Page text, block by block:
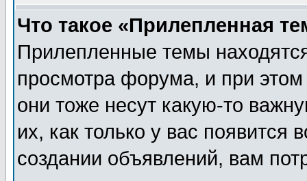
Что такое «Прилепленная
Прилепленные темы
просмотра форума, и при
они тоже несут какую-то
их, как только у вас появится
создании объявлений, вам